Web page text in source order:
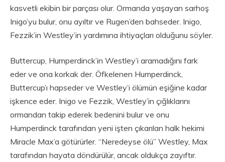
kasvetli ekibin bir parçası olur. Ormanda yaşayan sarhoş
Inigo’yu bulur, onu ayıltır ve Rugen’den bahseder. Inigo,
Fezzik’in Westley’in yardımına ihtiyaçları olduğunu söyler.
Buttercup, Humperdinck’in Westley’i aramadığını fark
eder ve ona korkak der. Öfkelenen Humperdinck,
Buttercup’ı hapseder ve Westley’i ölümün eşiğine kadar
işkence eder. Inigo ve Fezzik, Westley’in çığlıklarını
ormandan takip ederek bedenini bulur ve onu
Humperdinck tarafından yeni işten çıkarılan halk hekimi
Miracle Max’a götürürler. “Neredeyse ölü” Westley, Max
tarafından hayata döndürülür, ancak oldukça zayıftır.